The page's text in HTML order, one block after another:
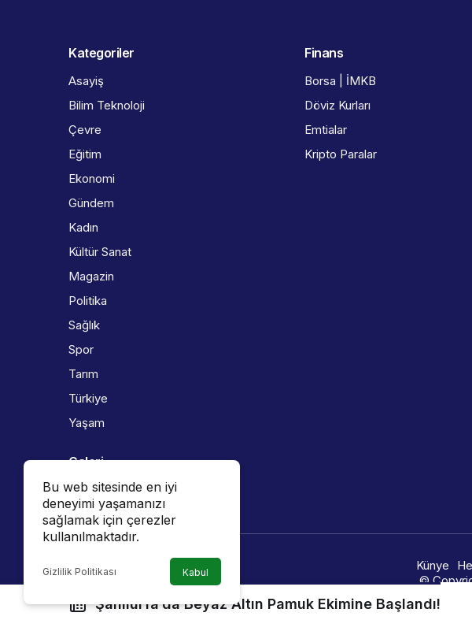
Şanlıurfa’da Beyaz Altın Pamuk Ekimine Başlandı!
Bu web sitesinde en iyi
deneyimi yaşamanızı
sağlamak için çerezler
kullanılmaktadır.
Gizlilik Politikası Kabul
Kategoriler
Asayiş
Bilim Teknoloji
Çevre
Eğitim
Ekonomi
Gündem
Kadın
Kültür Sanat
Magazin
Politika
Sağlık
Spor
Tarım
Türkiye
Yaşam
Finans
Borsa | İMKB
Döviz Kurları
Emtialar
Kripto Paralar
Galeri
Foto Galeri
Video Galeri
Künye
©